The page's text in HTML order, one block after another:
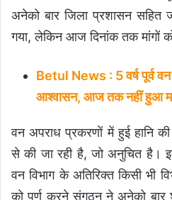
अनेको बार जिला प्रशासन सहित
गया, लेकिन आज दिनांक तक मांगों को
Betul News : 5 वर्ष पूर्व वन
आश्वासन, आज तक नहीं हुआ
वन अपराध प्रकरणों में हुई हानि
से की जा रही है, जो अनुचित है।
वन विभाग के अतिरिक्त किसी भी
को पूर्ण करने संगठन ने अनेको बार